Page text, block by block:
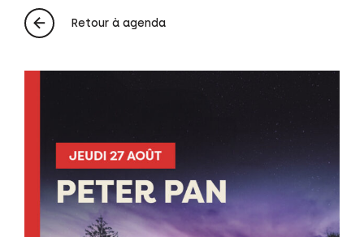
Retour à agenda